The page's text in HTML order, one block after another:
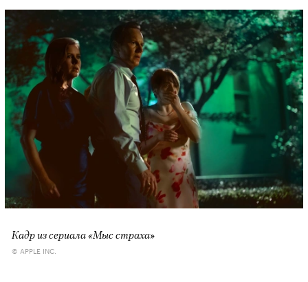
Кадр из сериала «Мыс страха»
© APPLE INC.